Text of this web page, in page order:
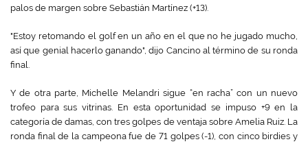
palos de margen sobre Sebastián Martínez (+13).
"Estoy retomando el golf en un año en el que no he jugado mucho,
así que genial hacerlo ganando", dijo Cancino al término de su ronda
final.
Y de otra parte, Michelle Melandri sigue “en racha” con un nuevo
trofeo para sus vitrinas. En esta oportunidad se impuso +9 en la
categoría de damas, con tres golpes de ventaja sobre Amelia Ruiz. La
ronda final de la campeona fue de 71 golpes (-1), con cinco birdies y